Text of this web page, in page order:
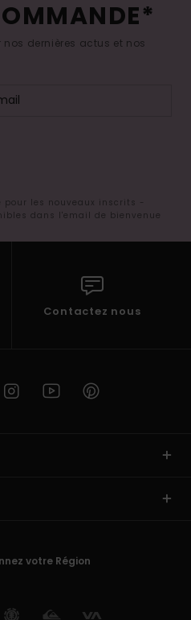
dernières actus et nos
les nouveaux inscrits -
dans l'email de bienvenue
Contactez nous
votre Région